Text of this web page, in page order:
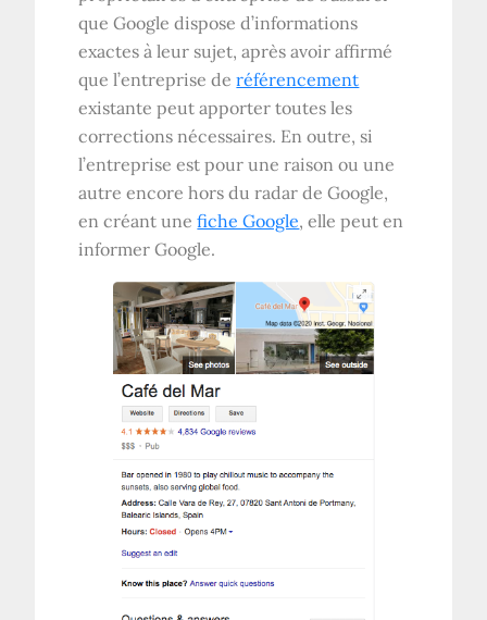
que Google dispose d’informations
exactes à leur sujet, après avoir affirmé
que l’entreprise deréférencement
existante peut apporter toutes les
corrections nécessaires. En outre, si
l’entreprise est pour une raison ou une
autre encore hors du radar de Google,
en créant unefiche Google, elle peut en
informer Google.